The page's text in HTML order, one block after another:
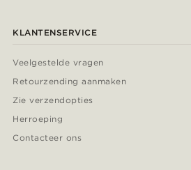
KLANTENSERVICE
Veelgestelde vragen
Retourzending aanmaken
Zie verzendopties
Herroeping
Contacteer ons